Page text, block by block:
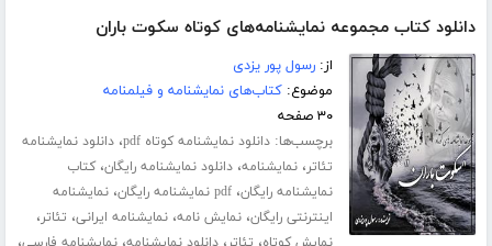
دانلود کتاب مجموعه نمایشنامه‌های کوتاه سکوت باران
از:رسول پور یزدی
موضوع:کتاب‌های نمایشنامه و فیلمنامه
۳۰ صفحه
برچسب‌ها:دانلود نمایشنامه کوتاه pdf ،دانلود نمایشنامه
تئاتر،نمایشنامه،دانلود نمایشنامه رایگان،کتاب
نمایشنامه رایگان،pdf نمایشنامه رایگان ،نمایشنامه
اینترنتی رایگان،نمایش نامه،نمایشنامه ایرانی، تئاتر،